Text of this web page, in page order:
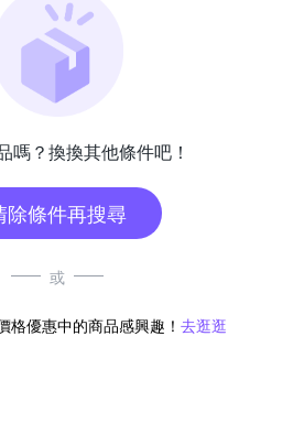
嗎？換換其他條件吧！
除條件再搜尋
或
格優惠中的商品感興趣！ 去逛逛